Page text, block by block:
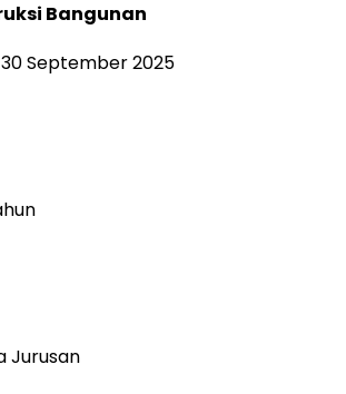
Bangunan
September 2025
Jurusan